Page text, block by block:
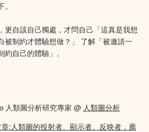
更自該自己獨處，才問自己「這真是我想
被制約才體驗想做？」 了解「被邀請一
自己的體驗」。
人類圖分析研究專家 @ 人類圖分析
:人類圖的投射者、顯示者、反映者，薦